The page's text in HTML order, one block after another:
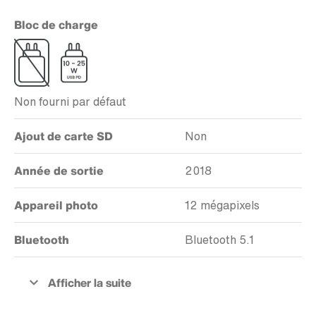
Bloc de charge
Non fourni par défaut
Ajout de carte SD Non
Année de sortie 2018
Appareil photo 12 mégapixels
Bluetooth Bluetooth 5.1